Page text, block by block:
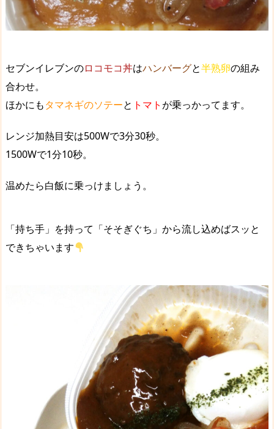
セブンイレブンのロコモコ丼はハンバーグと半熟卵の組み
合わせ。
ほかにもタマネギのソテーと トマト が乗っかってます。
レンジ加熱目安は500Wで3分30秒。
1500Wで1分10秒。
温めたら白飯に乗っけましょう。
「持ち手」を持って「そそぎぐち」から流し込めばスッと
できちゃいます